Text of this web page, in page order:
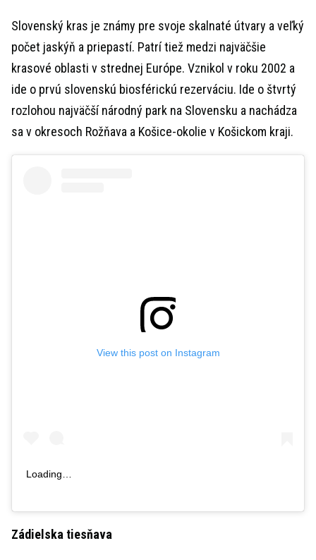
Slovenský kras je známy pre svoje skalnaté útvary a veľký
počet jaskýň a priepastí. Patrí tiež medzi najväčšie
krasové oblasti v strednej Európe. Vznikol v roku 2002 a
ide o prvú slovenskú biosférickú rezerváciu. Ide o štvrtý
rozlohou najväčší národný park na Slovensku a nachádza
sa v okresoch Rožňava a Košice-okolie v Košickom kraji.
View this post on Instagram
Loading…
Zádielska tiesňava